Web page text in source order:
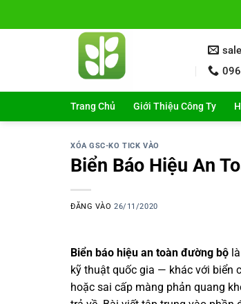
Trang Chủ Giới Thiệu Công Ty
XÓA GSC-KO TICK VÀO
Biển Báo Hiệu An
ĐĂNG VÀO26/11/2020
Biển báo hiệu an toàn đường bộ
kỹ thuật quốc gia — khác với biển
hoặc sai cấp màng phản quang